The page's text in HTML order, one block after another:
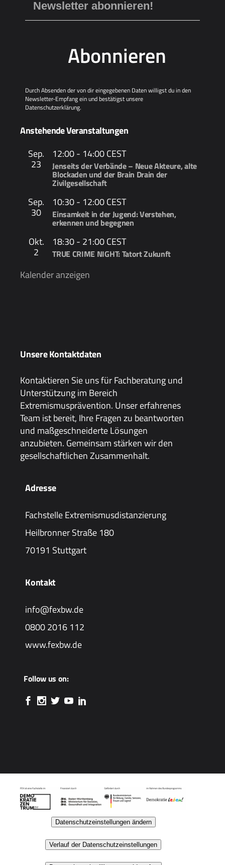
Abonnieren
Durch Absenden der von dir eingegebenen Daten willigst du in den
Newsletter-Empfang ein und bestätigst unsere
Datenschutzerklärung.
Unsere Kontaktdaten
Kontaktieren Sie uns für Fachberatung und
Unterstützung im Bereich
Extremismusprävention. Unser erfahrenes
Team ist bereit, Ihre Fragen zu beantworten
und maßgeschneiderte Lösungen
anzubieten. Gemeinsam stärken wir den
gesellschaftlichen Zusammenhalt.
Adresse
Fachstelle Extremismusdistanzierung
Heilbronner Straße 180
70191 Stuttgart
Kontakt
info@fexbw.de
0800 2016 112
www.fexbw.de
Follow us on:
Anstehende Veranstaltungen
Sep.
23
12:00- 14:00CEST
Jenseits der Verbände – Neue Akteure, alte
Blockaden und der Brain Drain der
Zivilgesellschaft
Sep.
30
10:30- 12:00CEST
Einsamkeit in der Jugend: Verstehen,
erkennen und begegnen
Okt.
2
18:30- 21:00CEST
TRUE CRIME NIGHT: Tatort Zukunft
Kalender anzeigen
Datenschutzeinstellungen ändern
Verlauf der Datenschutzeinstellungen